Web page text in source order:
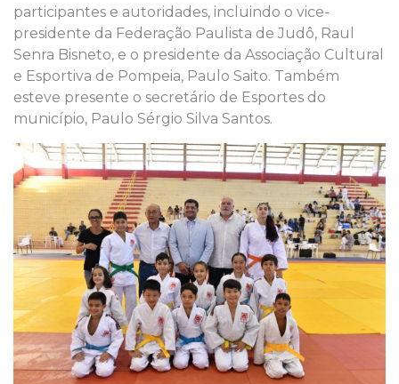
participantes e autoridades, incluindo o vice-
presidente da Federação Paulista de Judô, Raul
Senra Bisneto, e o presidente da Associação Cultural
e Esportiva de Pompeia, Paulo Saito. Também
esteve presente o secretário de Esportes do
município, Paulo Sérgio Silva Santos.